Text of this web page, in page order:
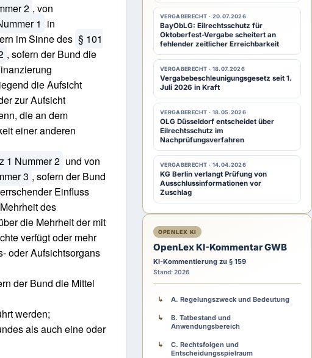
2 , von
1 in
im Sinne des § 101
, sofern der Bund die
die Aufsicht
zur Aufsicht
die an dem
einer anderen
1 Nummer 2 und von
3 , sofern der Bund
Einfluss
des
die Mehrheit der mit
verfügt oder mehr
oder Aufsichtsorgans
der Bund die Mittel
werden;
als auch eine oder
VERGABERECHT · 20.07.2026
BayObLG: Eilrechtsschutz für
Oktoberfest-Vergabe scheitert an
fehlender zeitlicher Erreichbarkeit
VERGABERECHT · 18.07.2026
Vergabebeschleunigungsgesetz seit 1.
Juli 2026 in Kraft
VERGABERECHT · 18.05.2026
OLG Düsseldorf entscheidet über
Eilrechtsschutz im
Nachprüfungsverfahren
VERGABERECHT · 14.04.2026
KG Berlin verlangt Prüfung von
Ausschlussinformationen vor
Zuschlag
OPENLEX KI
OpenLex KI-Kommentar GWB
KI-Kommentierung zu § 159
Stand: 2026
A. Regelungszweck und Bedeutung
B. Tatbestand und
Anwendungsbereich
C. Rechtsfolgen und
Entscheidungsspielraum